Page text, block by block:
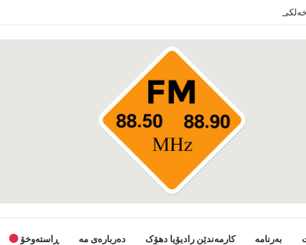
گوندێن سەر ب ئێدارا زاخو ڤە دشین سەرەدانا گوندیێن خو بکەن
بەرنامە کارمەندێن رادیۆیا دھۆک دەربارەی مە ڕاستەوخۆ